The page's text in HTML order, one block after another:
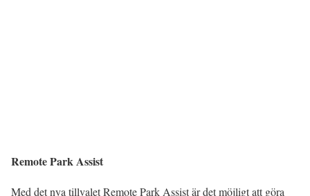
Remote Park Assist
Med det nya tillvalet Remote Park Assist är det möjligt att göra